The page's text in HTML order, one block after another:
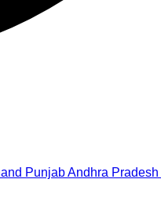
PunjabAndhra Pradesh